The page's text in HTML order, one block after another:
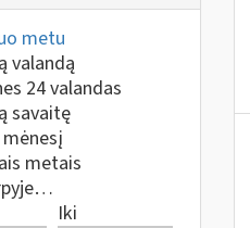
metu
valandą
24 valandas
savaitę
metais
Iki